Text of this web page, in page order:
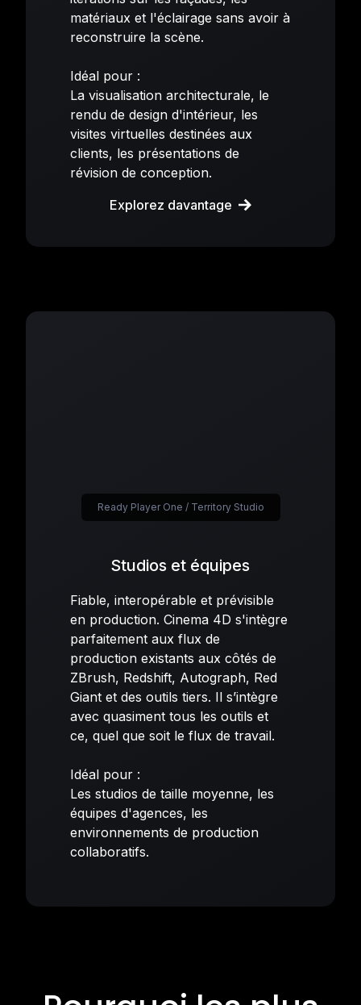
matériaux et l'éclairage sans avoir à
reconstruire la scène.
Idéal pour :
La visualisation architecturale, le
rendu de design d'intérieur, les
visites virtuelles destinées aux
clients, les présentations de
révision de conception.
Explorez davantage
Studios et équipes
Fiable, interopérable et prévisible
en production. Cinema 4D s'intègre
parfaitement aux flux de
production existants aux côtés de
ZBrush, Redshift, Autograph, Red
Giant et des outils tiers. Il s’intègre
avec quasiment tous les outils et
ce, quel que soit le flux de travail.
Idéal pour :
Les studios de taille moyenne, les
équipes d'agences, les
environnements de production
collaboratifs.
Ready Player One / Territory Studio